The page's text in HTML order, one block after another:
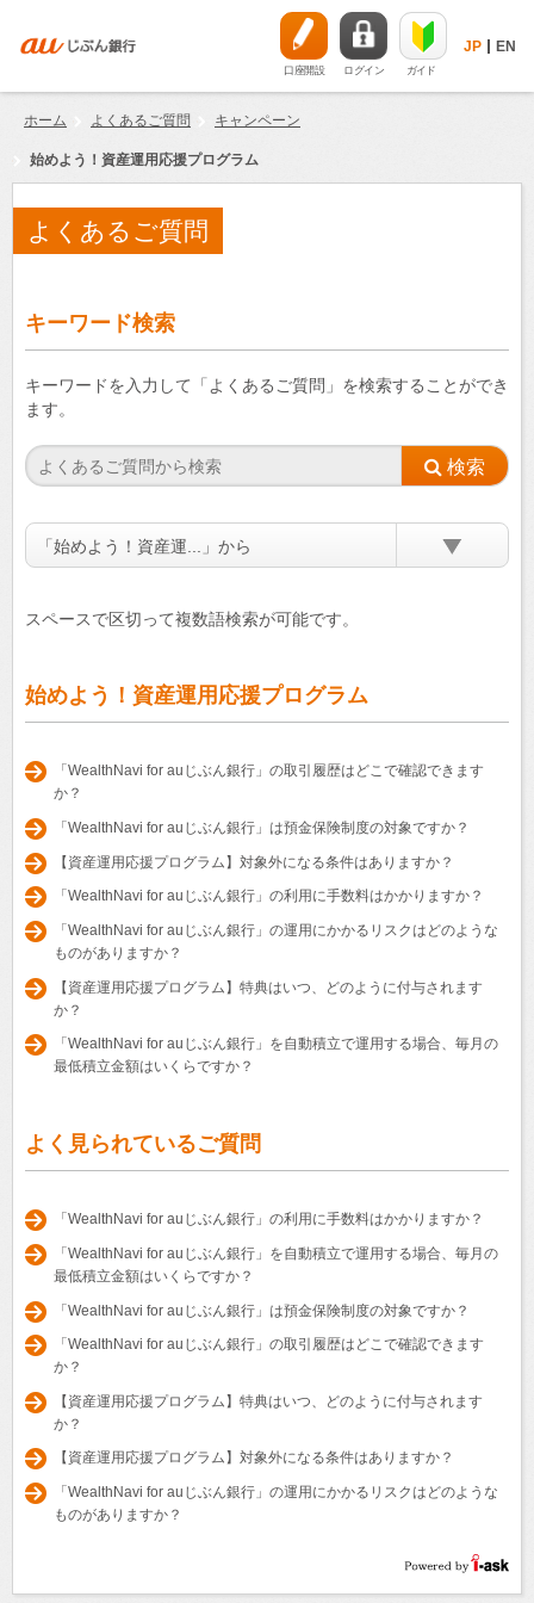
口座開設 ログイン ガイド
JP EN
ホーム よくあるご質問 キャンペーン
始めよう！資産運用応援プログラム
よくあるご質問
キーワード検索
キーワードを入力して「よくあるご質問」を検索することができ
ます。
「始めよう！資産運...」から
スペースで区切って複数語検索が可能です。
始めよう！資産運用応援プログラム
「WealthNavi for auじぶん銀行」の取引履歴はどこで確認できます
か？
「WealthNavi for auじぶん銀行」は預金保険制度の対象ですか？
【資産運用応援プログラム】対象外になる条件はありますか？
「WealthNavi for auじぶん銀行」の利用に手数料はかかりますか？
「WealthNavi for auじぶん銀行」の運用にかかるリスクはどのような
ものがありますか？
【資産運用応援プログラム】特典はいつ、どのように付与されます
か？
「WealthNavi for auじぶん銀行」を自動積立で運用する場合、毎月の
最低積立金額はいくらですか？
よく見られているご質問
「WealthNavi for auじぶん銀行」の利用に手数料はかかりますか？
「WealthNavi for auじぶん銀行」を自動積立で運用する場合、毎月の
最低積立金額はいくらですか？
「WealthNavi for auじぶん銀行」は預金保険制度の対象ですか？
「WealthNavi for auじぶん銀行」の取引履歴はどこで確認できます
か？
【資産運用応援プログラム】特典はいつ、どのように付与されます
か？
【資産運用応援プログラム】対象外になる条件はありますか？
「WealthNavi for auじぶん銀行」の運用にかかるリスクはどのような
ものがありますか？